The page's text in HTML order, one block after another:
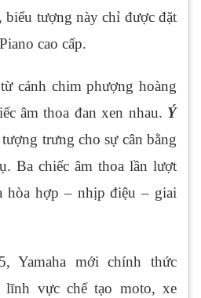
biểu tượng này chỉ được đặt
cao cấp.
cánh chim phượng hoàng
âm thoa đan xen nhau. Ý
tượng trưng cho sự cân bằng
Ba chiếc âm thoa lần lượt
hòa hợp – nhịp điệu – giai
Yamaha mới chính thức
lĩnh vực chế tạo moto, xe